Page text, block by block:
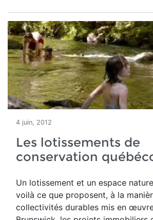
4 juin, 2012
Les lotissements de
conservation
Un lotissement et un espace
voilà ce que proposent, à la
collectivités durables mis en